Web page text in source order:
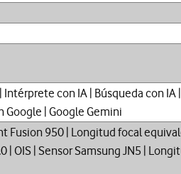
con IA | Búsqueda con
Google | Google Gemini
Fusion 950 | Longitud focal
OIS | Sensor Samsung JN5 |